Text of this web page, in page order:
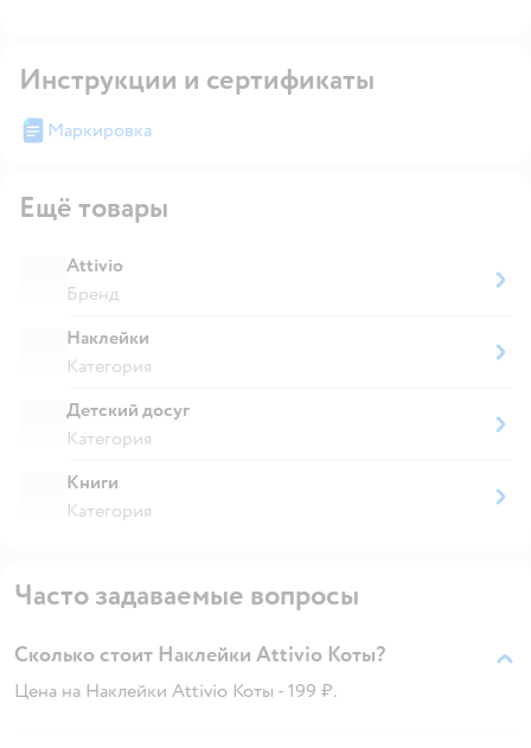
Инструкции и сертификаты
Маркировка
Ещё товары
Attivio
Бренд
Наклейки
Категория
Детский досуг
Категория
Книги
Категория
Часто задаваемые вопросы
Сколько стоит Наклейки Attivio Коты?
Цена на Наклейки Attivio Коты - 199 ₽.